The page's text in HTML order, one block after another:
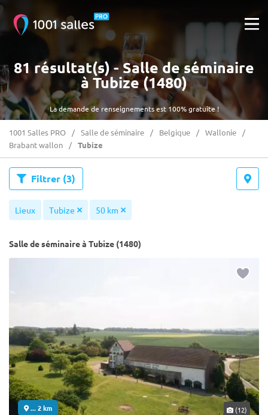
La demande de renseignements est 100% gratuite !
81 résultat(s) - Salle de séminaire
à Tubize (1480)
1001 Salles PRO Salle de séminaire Belgique
Wallonie
Brabant wallon
Tubize
Filtrer (3)
Lieux Tubize 50 km
Salle de séminaire à Tubize (1480)
... 2 km (12)